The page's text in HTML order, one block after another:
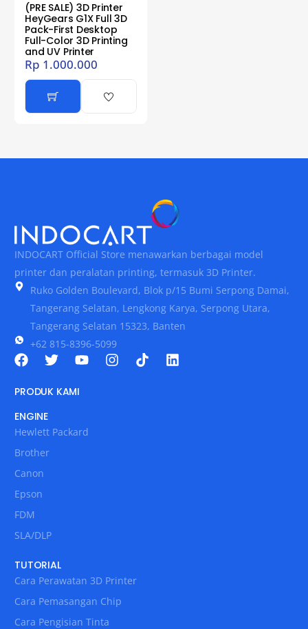
(PRE SALE) 3D Printer
HeyGears G1X Full 3D
Pack-First Desktop
Full-Color 3D Printing
and UV Printer
Rp 1.000.000
INDOCART Official Store menawarkan berbagai model
printer dan peralatan printing, termasuk 3D Printer.
Ruko Golden Boulevard, Blok p/15 Bumi Serpong Damai,
Tangerang Selatan, Lengkong Karya, Serpong Utara,
Tangerang Selatan 15323, Banten
+62 815-8396-5099
PRODUK KAMI
ENGINE
Hewlett Packard
Brother
Canon
Epson
FDM
SLA/DLP
TUTORIAL
Cara Perawatan 3D Printer
Cara Pemasangan Chip
Cara Pengisian Tinta